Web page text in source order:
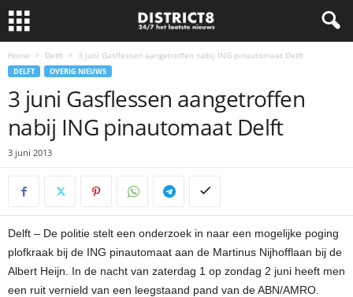
Home Delft 3 juni Gasflessen aangetroffen nabij ING pinautomaat Delft
DELFT OVERIG NIEUWS
3 juni Gasflessen aangetroffen
nabij ING pinautomaat Delft
3 juni 2013
Delft – De politie stelt een onderzoek in naar een mogelijke poging
plofkraak bij de ING pinautomaat aan de Martinus Nijhofflaan bij de
Albert Heijn. In de nacht van zaterdag 1 op zondag 2 juni heeft men
een ruit vernield van een leegstaand pand van de ABN/AMRO.